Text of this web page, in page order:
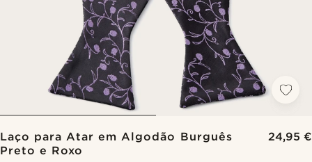
Laço para Atar em Algodão Burguês
Preto e Roxo
24,95 €